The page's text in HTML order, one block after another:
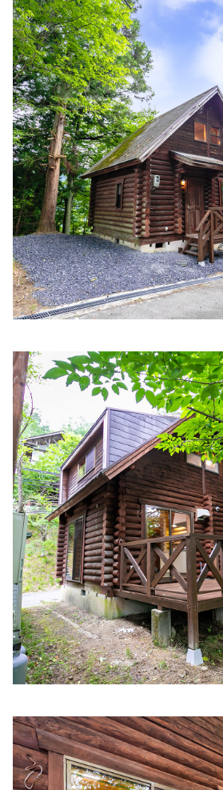
中谷病院 総合健診室
住所:兵庫県姫路市飾磨区細江 マップ
大島内科クリニック
住所:兵庫県姫路市飾磨区構３丁目２
山陽内科クリニック
住所:兵庫県姫路市飾磨区清水２丁目
かいほつ内科クリニック
住所:兵庫県姫路市白銀町36番地1 中
マップで見る
深津内科診療所
住所:兵庫県姫路市飾磨区中島７ マッ
奥新クリニック
住所:兵庫県姫路市東今宿３丁目６−
網干駅前味木クリニック
泉内科医院
住所:兵庫県姫路市飾磨区妻鹿９２０
金澤医院
住所:
兵庫県姫路市飾磨区構４丁目１
マップで見る
白井医院
住所:兵庫県姫路市東雲町２丁目２−
る
清水医院
住所:兵庫県姫路市飾磨区天神９−９
小見山医院
住所:
兵庫県姫路市若菜町２丁目１８
で見る
河野医院
住所:兵庫県姫路市岡田６０７−１ マ
石川医院
ナカムラ医院
住所:兵庫県姫路市下寺町１１１ 優雅
相仁